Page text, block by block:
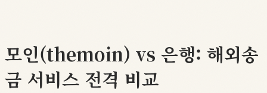
모인(themoin) vs 은행: 해외송
금 서비스 전격 비교